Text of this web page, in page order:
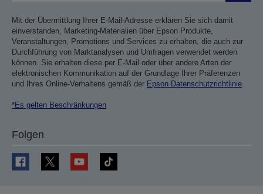
Mit der Übermittlung Ihrer E-Mail-Adresse erklären Sie sich damit
einverstanden, Marketing-Materialien über Epson Produkte,
Veranstaltungen, Promotions und Services zu erhalten, die auch zur
Durchführung von Marktanalysen und Umfragen verwendet werden
können. Sie erhalten diese per E-Mail oder über andere Arten der
elektronischen Kommunikation auf der Grundlage Ihrer Präferenzen
und Ihres Online-Verhaltens gemäß der Epson Datenschutzrichtlinie
*Es gelten Beschränkungen
Folgen